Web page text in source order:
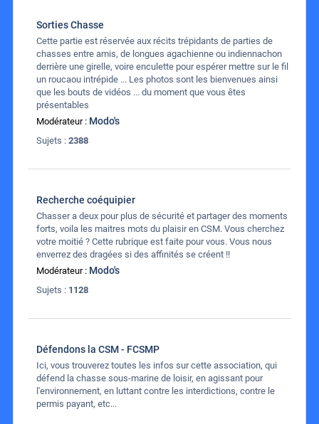
Sorties Chasse
Cette partie est réservée aux récits trépidants de parties de
chasses entre amis, de longues agachienne ou indiennachon
derrière une girelle, voire enculette pour espérer mettre sur le fil
un roucaou intrépide ... Les photos sont les bienvenues ainsi
que les bouts de vidéos ... du moment que vous êtes
présentables
Modérateur : Modo's
Sujets : 2388
Recherche coéquipier
Chasser a deux pour plus de sécurité et partager des moments
forts, voila les maitres mots du plaisir en CSM. Vous cherchez
votre moitié ? Cette rubrique est faite pour vous. Vous nous
enverrez des dragées si des affinités se créent !!
Modérateur : Modo's
Sujets : 1128
Défendons la CSM - FCSMP
Ici, vous trouverez toutes les infos sur cette association, qui
défend la chasse sous-marine de loisir, en agissant pour
l'environnement, en luttant contre les interdictions, contre le
permis payant, etc...